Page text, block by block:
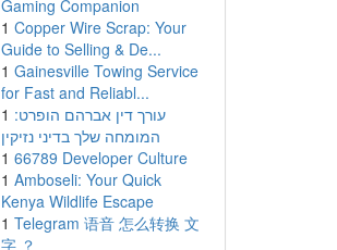
Gaming Companion
1 Copper Wire Scrap: Your
Guide to Selling & De...
1 Gainesville Towing Service
for Fast and Reliabl...
1 עורך דין אברהם הופרט:
המומחה שלך בדיני נזיקין
1 66789 Developer Culture
1 Amboseli: Your Quick
Kenya Wildlife Escape
1 Telegram 语音 怎么转换 文
字 ？